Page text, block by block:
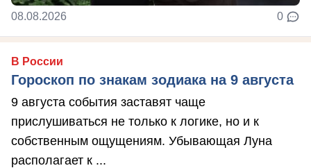
08.08.2026 0
В России
Гороскоп по знакам зодиака на 9 августа
9 августа события заставят чаще
прислушиваться не только к логике, но и к
собственным ощущениям. Убывающая Луна
располагает к ...